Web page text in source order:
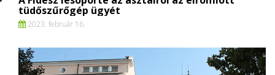
tüdőszűrőgép ügyét
2023. február 16.